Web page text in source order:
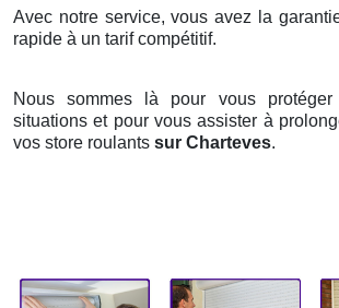
Avec notre service, vous avez la
rapide à un tarif compétitif.
Nous sommes là pour vous
situations et pour vous assister à
vos store roulants sur Charteves.